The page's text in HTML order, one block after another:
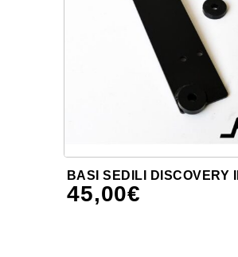
BASI SEDILI DISCOVERY III
45,00€